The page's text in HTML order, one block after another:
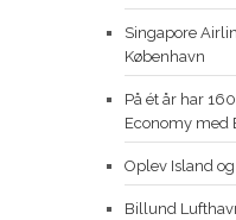
Singapore
København
På ét år har
Economy med
Oplev Island
Billund